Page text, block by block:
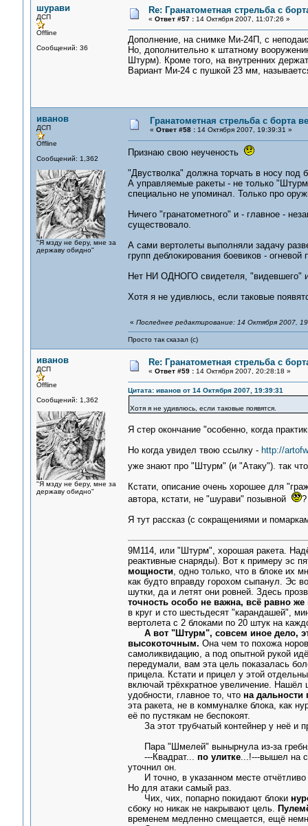
шурави
ДСП
Offline
Сообщений: 36
Re: Гранатометная стрельба с
« Ответ #57 :14 Октября 2007, 11:07:26 »
Дополнение, на снимке Ми-24П, с
Но, дополнительно к штатному
Штурм). Кроме того, на внутренних
Вариант Ми-24 с пушкой 23 мм,
иванов
ДСП
Offline
Сообщений: 1,362
"Я мзду не беру, мне за
державу обидно"
Гранатометная стрельба с борта
« Ответ #58 :14 Октября 2007, 19:39:31 »
Признаю свою неученость
"Двустволка" должна торчать в носу под
А управляемые ракеты - не только
специально не упоминал. Только про
Ничего "гранатометного" и - главное -
существовало.
А сами вертолеты выполняли задачу
групп деблокирования боевиков -
Нет НИ ОДНОГО свидетеля, "видевшего"
Хотя я не удивлюсь, если таковые
« Последнее редактирование: 14 Октября 2007,
Просто так сказал (с)
иванов
ДСП
Offline
Сообщений: 1,362
"Я мзду не беру, мне за
державу обидно"
Re: Гранатометная стрельба с
« Ответ #59 :14 Октября 2007, 20:28:18 »
Цитата: иванов от 14 Октября 2007, 19:39:31
Хотя я не удивлюсь, если таковые появятся.
Я стер окончание "особенно, когда
Но когда увидел твою ссылку - http://
уже знают про "Штурм" (и "Атаку"). так
Кстати, описание очень хорошее для
автора, кстати, не "шурави" позывной
?
Я тут рассказ (с сокращениями и
9М114, или "Штурм", хорошая ракета.
реактивные снаряды). Вот к примеру эс
мощности, одно только, что в блоке их
как будто вправду горохом сыпанул. Эс
шутки, да и летят они ровней. Здесь
точность особо не важна, всё равно же
в круг и сто шестьдесят "карандашей",
вертолета с 2 блоками по 20 штук на
А вот "Штурм", совсем иное дело,
высокоточным. Она чем то похожа
самоликвидацию, а под опытной рукой
передумали, вам эта цель показалась
прицела. Кстати и прицел у этой
включай трёхкратное увеличение. Нашёл
удобности, главное то, что на дальности
эта ракета, не в коммуналке блока, как
её по пустякам не беспокоят.
За этот трубчатый контейнер у неё и
Пара "Шмелей" вынырнула из-за
---Квадрат... по улитке...!---вышел на
уточнил он.
И точно, в указанном месте отчётливо
Но для атаки самый раз.
Чих, чих, попарно покидают блоки
сбоку но никак не накрывают цель.
временем медленно смещается, ещё